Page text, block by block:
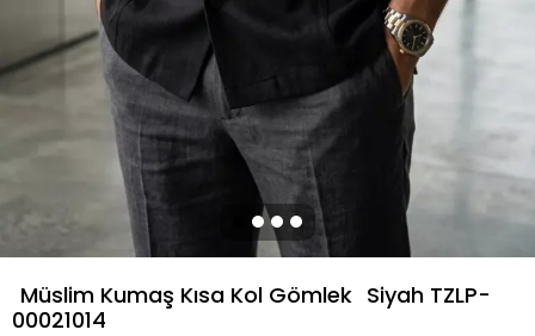
Müslim Kumaş Kısa Kol Gömlek Siyah TZLP-
00021014